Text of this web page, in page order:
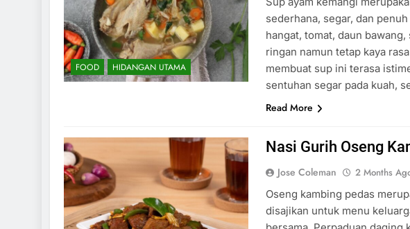
FOOD HIDANGAN UTAMA
sederhana, segar, dan
hangat, tomat, daun
ringan namun tetap kaya
membuat sup ini terasa
sentuhan segar pada kuah,
Read More
Nasi Gurih Oseng
Jose Coleman 2 Months
Oseng kambing pedas
disajikan untuk menu